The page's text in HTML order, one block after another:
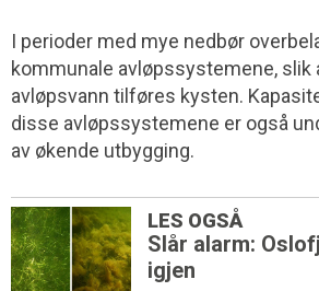
I perioder med mye nedbør
kommunale avløpssystemene, slik
avløpsvann tilføres kysten.
disse avløpssystemene er også
av økende utbygging.
LES OGSÅ
Slår alarm:
igjen